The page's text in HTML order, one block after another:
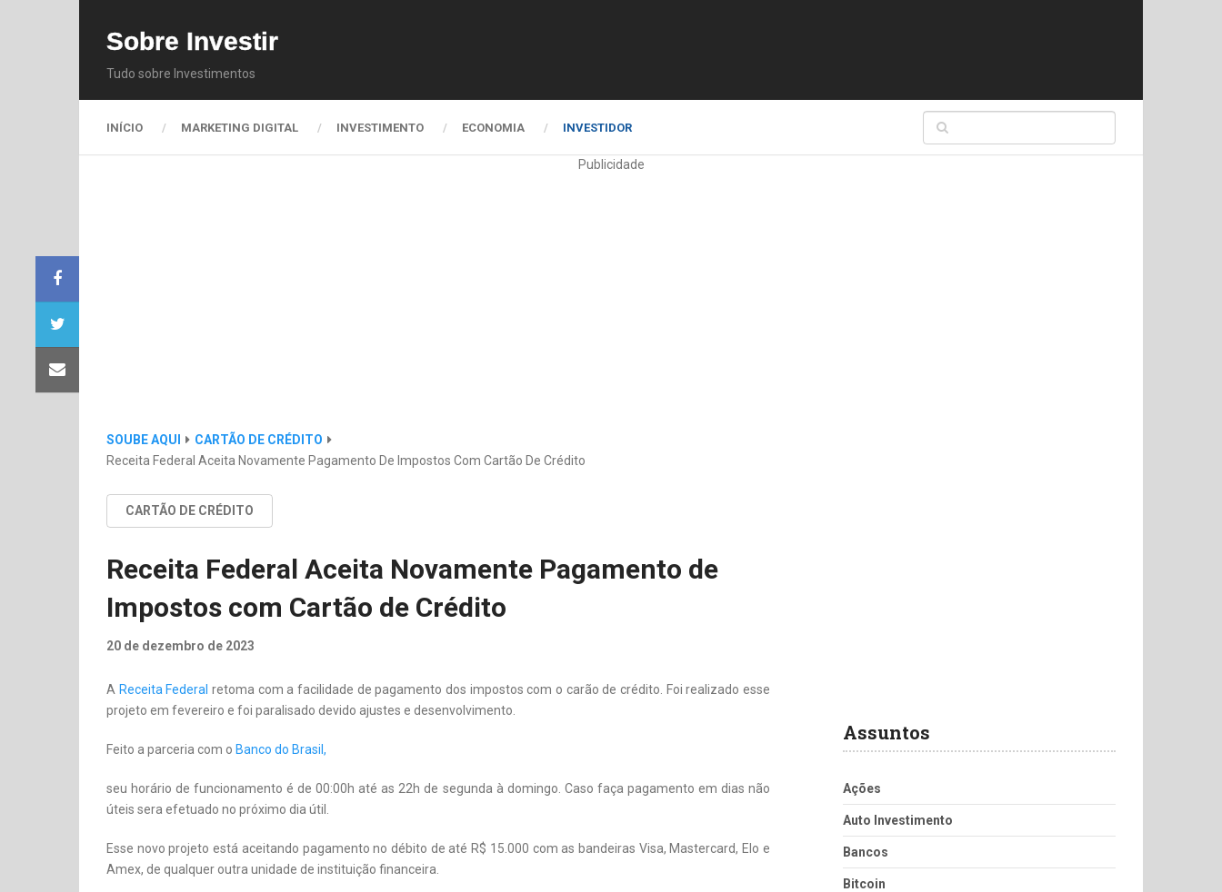
Sobre Investir
Tudo sobre Investimentos
INÍCIO MARKETING DIGITAL INVESTIMENTO ECONOMIA INVESTIDOR
Publicidade
SOUBE AQUI
CARTÃO DE CRÉDITO
Receita Federal Aceita Novamente Pagamento De Impostos Com Cartão De Crédito
CARTÃO DE CRÉDITO
Receita Federal Aceita Novamente Pagamento de
Impostos com Cartão de Crédito
20 de dezembro de 2023
A Receita Federal retoma com a facilidade de pagamento dos impostos com o carão de crédito. Foi realizado esse
projeto em fevereiro e foi paralisado devido ajustes e desenvolvimento.
Feito a parceria com o Banco do Brasil,
seu horário de funcionamento é de 00:00h até as 22h de segunda à domingo. Caso faça pagamento em dias não
úteis sera efetuado no próximo dia útil.
Esse novo projeto está aceitando pagamento no débito de até R$ 15.000 com as bandeiras Visa, Mastercard, Elo e
Amex, de qualquer outra unidade de instituição financeira.
Assuntos
Ações
Auto Investimento
Bancos
Bitcoin